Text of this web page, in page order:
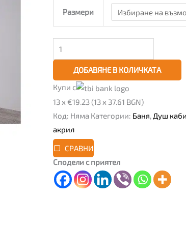
Размери
ДОБАВЯНЕ В КОЛИЧКАТА
Купи с
13 x €19.23 (13 x 37.61 BGN)
Код: Няма Категории: Баня, Душ
акрил
СРАВНИ
Сподели с приятел